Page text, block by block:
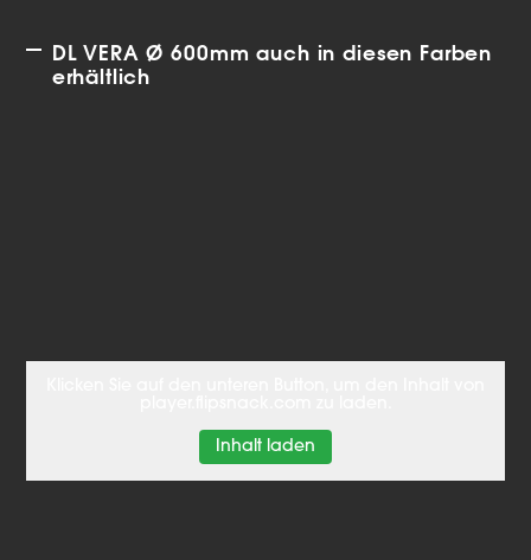
DL VERA Ø 600mm auch in diesen Farben
erhältlich
Inhalt laden